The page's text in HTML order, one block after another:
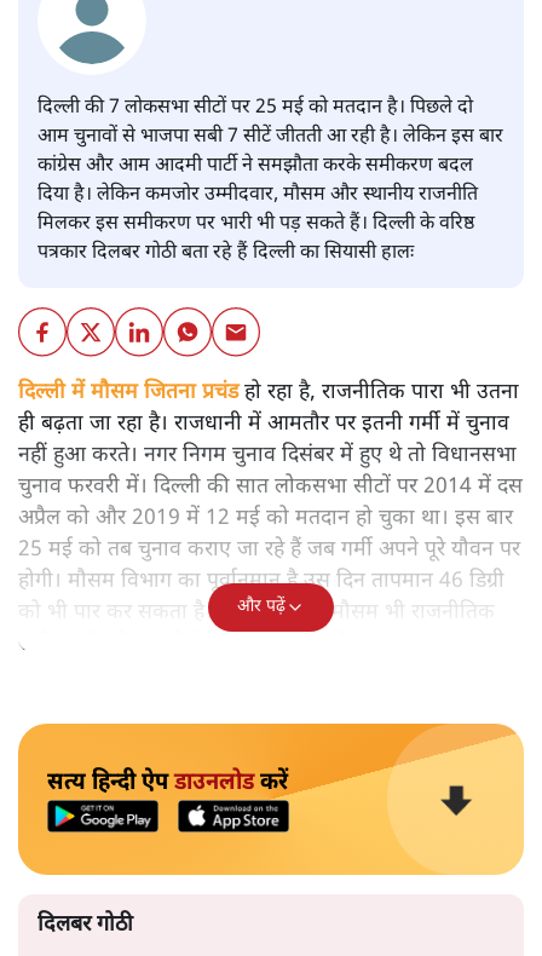
दिल्ली की 7 लोकसभा सीटों पर 25 मई को मतदान है। पिछले दो
आम चुनावों से भाजपा सबी 7 सीटें जीतती आ रही है। लेकिन इस बार
कांग्रेस और आम आदमी पार्टी ने समझौता करके समीकरण बदल
दिया है। लेकिन कमजोर उम्मीदवार, मौसम और स्थानीय राजनीति
मिलकर इस समीकरण पर भारी भी पड़ सकते हैं। दिल्ली के वरिष्ठ
पत्रकार दिलबर गोठी बता रहे हैं दिल्ली का सियासी हालः
दिल्ली में मौसम जितना प्रचंडहो रहा है, राजनीतिक पारा भी उतना
ही बढ़ता जा रहा है। राजधानी में आमतौर पर इतनी गर्मी में चुनाव
नहीं हुआ करते। नगर निगम चुनाव दिसंबर में हुए थे तो विधानसभा
चुनाव फरवरी में। दिल्ली की सात लोकसभा सीटों पर 2014 में दस
अप्रैल को और 2019 में 12 मई को मतदान हो चुका था। इस बार
25 मई को तब चुनाव कराए जा रहे हैं जब गर्मी अपने पूरे यौवन पर
होगी। मौसम विभाग का पूर्वानुमान है उस दिन तापमान 46 डिग्री
को भी पार कर सकता है। निश्चित रूप से मौसम भी राजनीतिक
समीकरणों को बदलने में सक्षम हो सकता है।
और पढ़ें
सत्य हिन्दी ऐपडाउनलोडकरें
दिलबर गोठी